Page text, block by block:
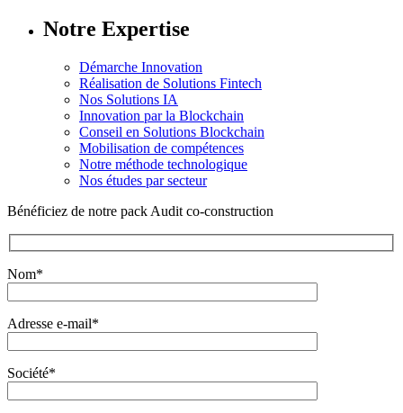
Notre Expertise
Démarche Innovation
Réalisation de Solutions Fintech
Nos Solutions IA
Innovation par la Blockchain
Conseil en Solutions Blockchain
Mobilisation de compétences
Notre méthode technologique
Nos études par secteur
Bénéficiez de notre pack Audit co-construction
Nom*
Adresse e-mail*
Société*